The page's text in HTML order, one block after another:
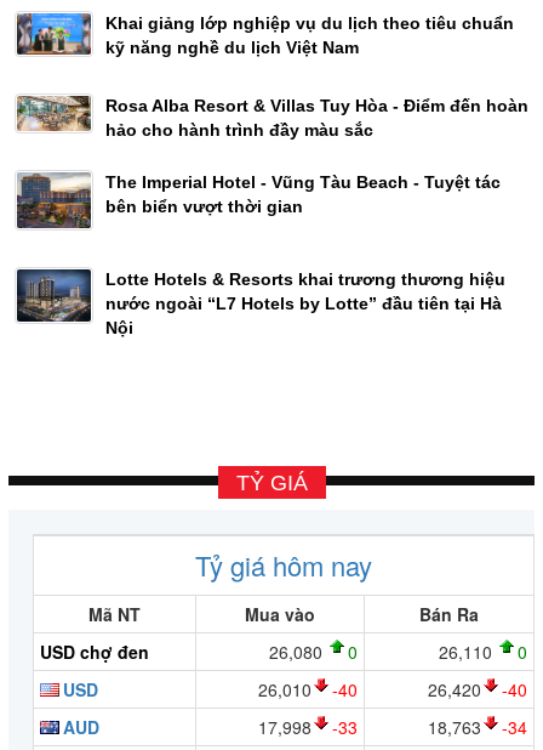
Khai giảng lớp nghiệp vụ du lịch theo tiêu chuẩn
kỹ năng nghề du lịch Việt Nam
Rosa Alba Resort & Villas Tuy Hòa - Điểm đến hoàn
hảo cho hành trình đầy màu sắc
The Imperial Hotel - Vũng Tàu Beach - Tuyệt tác
bên biển vượt thời gian
Lotte Hotels & Resorts khai trương thương hiệu
nước ngoài “L7 Hotels by Lotte” đầu tiên tại Hà
Nội
TỶ GIÁ